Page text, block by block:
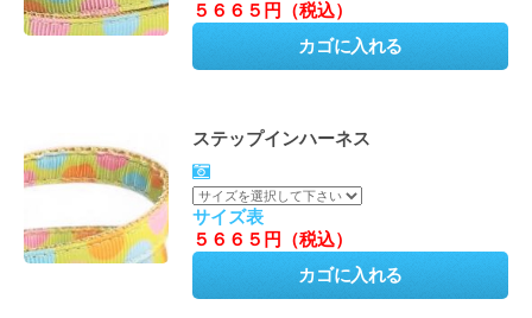
５６６５円（税込）
ステップインハーネス
サイズ表
５６６５円（税込）